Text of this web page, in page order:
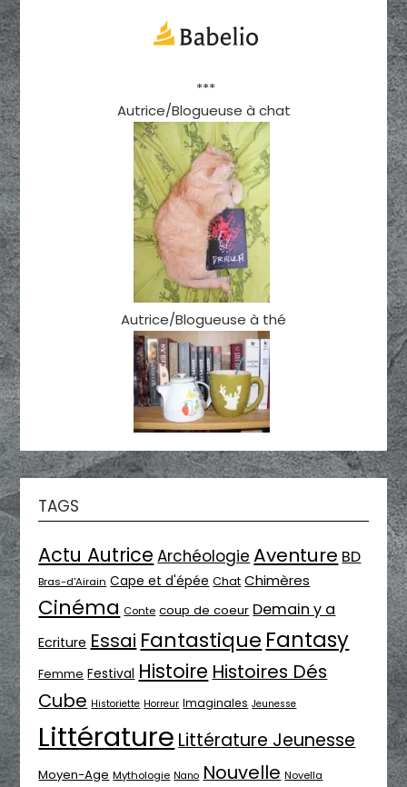
***
Autrice/Blogueuse à chat
Autrice/Blogueuse à thé
TAGS
Actu Autrice Archéologie Aventure BD
Bras-d'Airain Cape et d'épée Chat Chimères
Cinéma Conte coup de coeur Demain y a
Ecriture Essai Fantastique Fantasy
Femme Festival Histoire Histoires Dés
Cube Historiette Horreur Imaginales Jeunesse
Littérature Littérature Jeunesse
Moyen-Age Mythologie Nano Nouvelle Novella